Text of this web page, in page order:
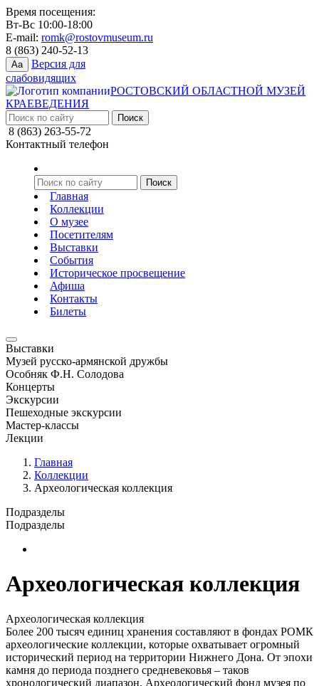
Время посещения:
Вт-Вс 10:00-18:00
E-mail: romk@rostovmuseum.ru
8 (863) 240-52-13
Aa
Версия для
слабовидящих
РОСТОВСКИЙ ОБЛАСТНОЙ МУЗЕЙ
КРАЕВЕДЕНИЯ
8 (863) 263-55-72
Контактный телефон
Главная
Коллекции
О музее
Посетителям
Выставки
События
Историческое просвещение
Афиша
Контакты
Билеты
Выставки
Музей русско-армянской дружбы
Особняк Ф.Н. Солодова
Концерты
Экскурсии
Пешеходные экскурсии
Мастер-классы
Лекции
Главная
Коллекции
Археологическая коллекция
Подразделы
Подразделы
Археологическая коллекция
Археологическая коллекция
Более 200 тысяч единиц хранения составляют в фондах РОМК
археологические коллекции, которые охватывает огромный
исторический период на территории Нижнего Дона. От эпохи
камня до периода позднего средневековья – таков
хронологический диапазон. Археологический фонд музея по